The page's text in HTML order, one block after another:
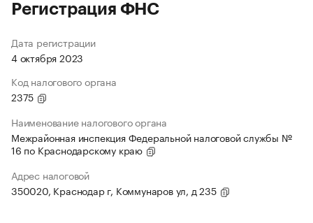
Регистрация ФНС
Дата регистрации
4 октября 2023
Код налогового органа
2375
Наименование налогового органа
Межрайонная инспекция Федеральной налоговой службы №
16 по Краснодарскому краю
Адрес налоговой
350020, Краснодар г, Коммунаров ул, д 235